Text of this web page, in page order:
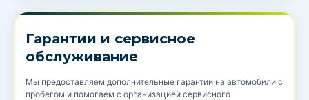
Гарантии и сервисное
обслуживание
Мы предоставляем дополнительные гарантии на автомобили с
пробегом и помогаем с организацией сервисного